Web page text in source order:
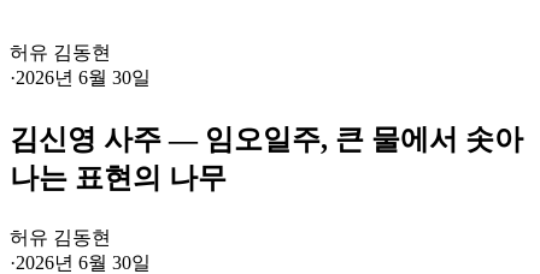
허유 김동현
·2026년 6월 30일
김신영 사주 — 임오일주, 큰 물에서 솟아
나는 표현의 나무
허유 김동현
·2026년 6월 30일